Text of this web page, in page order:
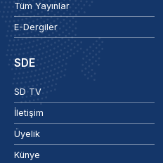
Tüm Yayınlar
E-Dergiler
SDE
SD TV
İletişim
Üyelik
Künye